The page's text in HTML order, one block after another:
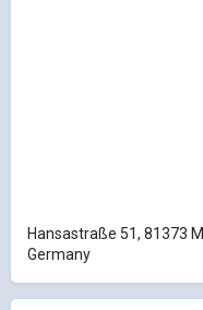
Hansastraße 51, 81373
Germany